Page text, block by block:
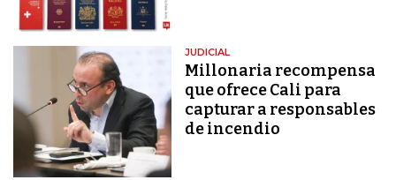
JUDICIAL
Millonaria recompensa
que ofrece Cali para
capturar a responsables
de incendio